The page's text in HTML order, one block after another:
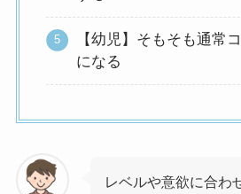
【幼児】そもそも通常
になる
レベルや意欲に合わ